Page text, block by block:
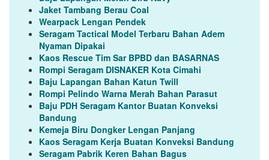
Jaket Tambang Berau Coal
Wearpack Lengan Pendek
Seragam Tactical Model Terbaru Bahan Adem
Nyaman Dipakai
Kaos Rescue Tim Sar BPBD dan BASARNAS
Rompi Seragam DISNAKER Kota Cimahi
Baju Lapangan Bahan Katun Twill
Rompi Pelindo Warna Merah Bahan Parasut
Baju PDH Seragam Kantor Buatan Konveksi
Bandung
Kemeja Biru Dongker Lengan Panjang
Kaos Seragam Kerja Buatan Konveksi Bandung
Seragam Pabrik Keren Bahan Bagus